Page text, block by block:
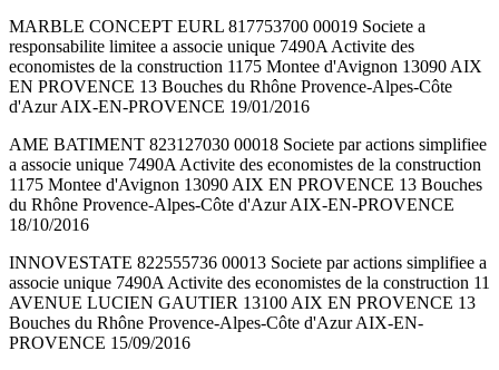
MARBLE CONCEPT EURL 817753700 00019 Societe a
responsabilite limitee a associe unique 7490A Activite des
economistes de la construction 1175 Montee d'Avignon 13090 AIX
EN PROVENCE 13 Bouches du Rhône Provence-Alpes-Côte
d'Azur AIX-EN-PROVENCE 19/01/2016
AME BATIMENT 823127030 00018 Societe par actions simplifiee
a associe unique 7490A Activite des economistes de la construction
1175 Montee d'Avignon 13090 AIX EN PROVENCE 13 Bouches
du Rhône Provence-Alpes-Côte d'Azur AIX-EN-PROVENCE
18/10/2016
INNOVESTATE 822555736 00013 Societe par actions simplifiee a
associe unique 7490A Activite des economistes de la construction 11
AVENUE LUCIEN GAUTIER 13100 AIX EN PROVENCE 13
Bouches du Rhône Provence-Alpes-Côte d'Azur AIX-EN-
PROVENCE 15/09/2016